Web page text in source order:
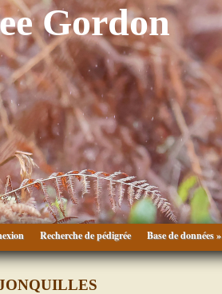
Gordon
Recherche de pédigrée Base de données »